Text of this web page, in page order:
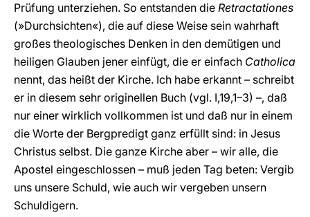
Prüfung unterziehen. So entstanden die Retractationes
(»Durchsichten«), die auf diese Weise sein wahrhaft
großes theologisches Denken in den demütigen und
heiligen Glauben jener einfügt, die er einfach Catholica
nennt, das heißt der Kirche. Ich habe erkannt – schreibt
er in diesem sehr originellen Buch (vgl. I,19,1–3) –, daß
nur einer wirklich vollkommen ist und daß nur in einem
die Worte der Bergpredigt ganz erfüllt sind: in Jesus
Christus selbst. Die ganze Kirche aber – wir alle, die
Apostel eingeschlossen – muß jeden Tag beten: Vergib
uns unsere Schuld, wie auch wir vergeben unsern
Schuldigern.